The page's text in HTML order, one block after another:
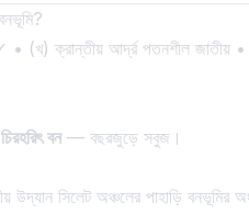
(খ) ক্রান্তীয় আর্দ্র পতনশীল জাতীয়
বন— বছরজুড়ে সবুজ।
উদ্যান সিলেট অঞ্চলের পাহাড়ি বনভূমির